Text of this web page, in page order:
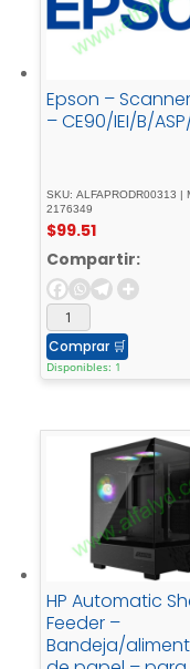
Epson –
– CE90/IEI/B/
SKU: ALFAPRODR00313 |
2176349
$99.51
Compartir:
Comprar 🛒
Disponibles: 1
HP Automatic
Feeder –
Bandeja/